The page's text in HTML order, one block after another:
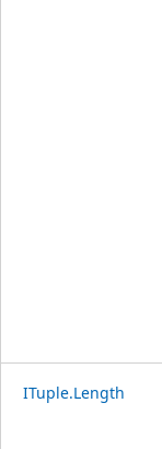
ITuple.Length